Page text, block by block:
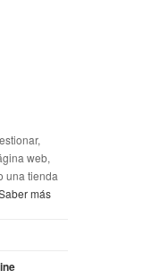
web,
una tienda
más